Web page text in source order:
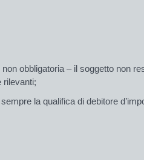
obbligatoria – il soggetto non
rilevanti;
la qualifica di debitore